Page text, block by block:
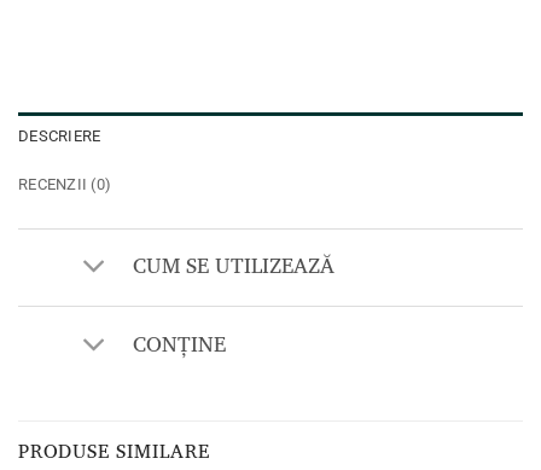
DESCRIERE
RECENZII (0)
CUM SE UTILIZEAZĂ
CONȚINE
PRODUSE SIMILARE